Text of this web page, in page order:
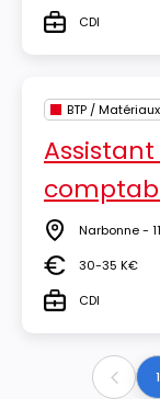
TypeCDI
Lieu Narbonne -
Salaire30-35 K€
TypeCDI
Previous1